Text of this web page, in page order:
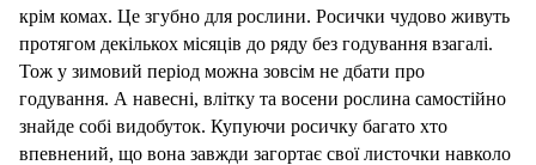
крім комах. Це згубно для рослини. Росички чудово живуть
протягом декількох місяців до ряду без годування взагалі.
Тож у зимовий період можна зовсім не дбати про
годування. А навесні, влітку та восени рослина самостійно
знайде собі видобуток. Купуючи росичку багато хто
впевнений, що вона завжди загортає свої листочки навколо